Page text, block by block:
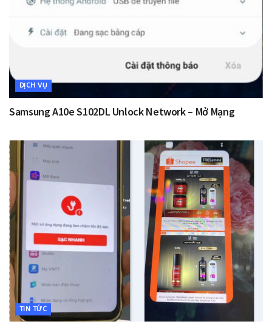
DỊCH VỤ
Samsung A10e S102DL Unlock Network – Mở Mạng
TIN TỨC